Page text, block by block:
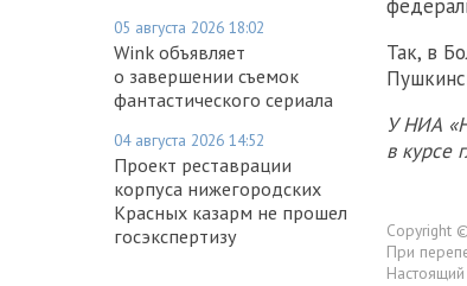
05 августа 2026 18:02
Wink объявляет
о завершении съемок
фантастического сериала
04 августа 2026 14:52
Проект реставрации
корпуса нижегородских
Красных казарм не прошел
госэкспертизу
Так, в
У НИА
в курсе
Copyright
При